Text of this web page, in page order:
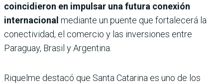
coincidieron en impulsar una futura conexión
internacional mediante un puente que fortalecerá la
conectividad, el comercio y las inversiones entre
Paraguay, Brasil y Argentina.
Riquelme destacó que Santa Catarina es uno de los